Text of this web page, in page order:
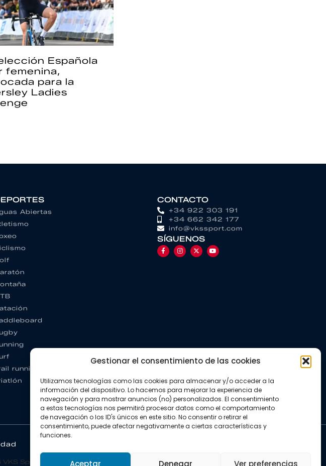
Gestionar el consentimiento de las cookies
Utilizamos tecnologías como las cookies para almacenar y/o acceder a la
información del dispositivo. Lo hacemos para mejorar la experiencia de
navegación y para mostrar anuncios (no) personalizados. El consentimiento
a estas tecnologías nos permitirá procesar datos como el comportamiento
de navegación o los ID's únicos en este sitio. No consentir o retirar el
consentimiento, puede afectar negativamente a ciertas características y
funciones.
Aceptar Denegar Ver preferencias
Española
femenina,
para la
Ladies
Abiertas
running
CONTACTO
+34 922 303 191
+34 662 342 177
info@vkssport.com
SÍGUENOS
Sport.